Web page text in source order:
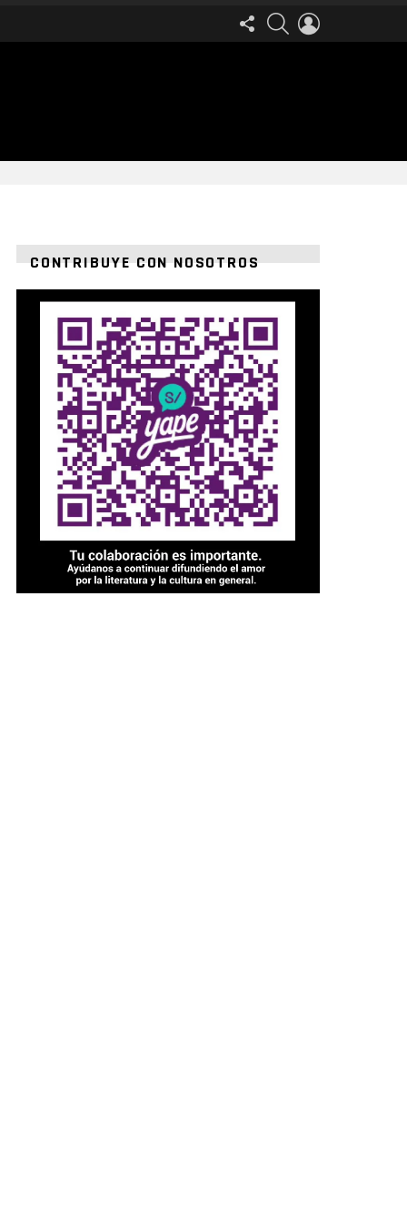
FOLLOW
US
SEARCH
CONTRIBUYE CON NOSOTROS